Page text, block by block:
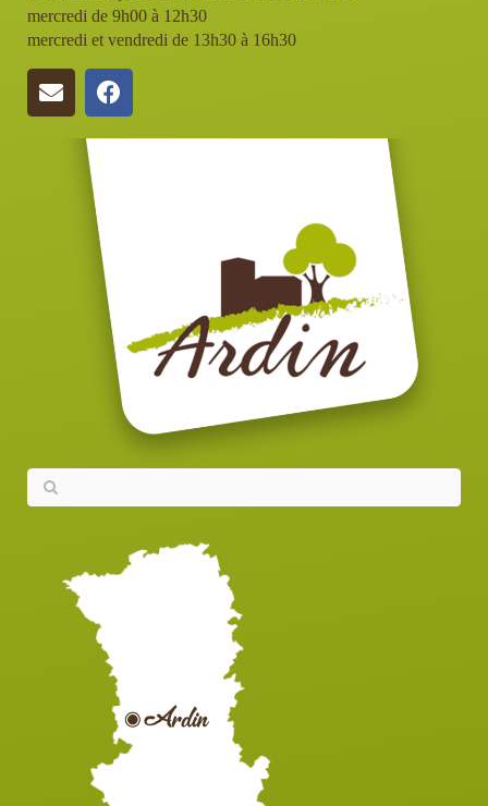
mercredi de 9h00 à 12h30
mercredi et vendredi de 13h30 à 16h30